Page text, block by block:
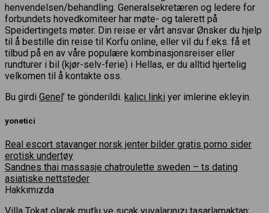
henvendelsen/behandling. Generalsekretæren og ledere for
forbundets hovedkomiteer har møte- og talerett på
Speidertingets møter. Din reise er vårt ansvar Ønsker du hjelp
til å bestille din reise til Korfu online, eller vil du f.eks. få et
tilbud på en av våre populære kombinasjonsreiser eller
rundturer i bil (kjør-selv-ferie) i Hellas, er du alltid hjertelig
velkomen til å kontakte oss.
Bu girdi Genel ’ te gönderildi. kalıcı linki yer imlerine ekleyin.
yonetici
Real escort stavanger norsk jenter bilder gratis porno sider
erotisk undertøy
Sandnes thai massasje chatroulette sweden – ts dating
asiatiske nettsteder
Hakkımızda
Villa Tokat olarak mutlu ve sıcak yuvalarınızı tasarlamaktan;